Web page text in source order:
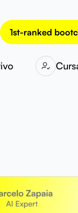
1st-ranked